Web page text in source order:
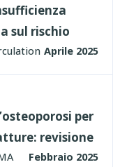
sul rischio
Aprile 2025
per
revisione
Febbraio 2025